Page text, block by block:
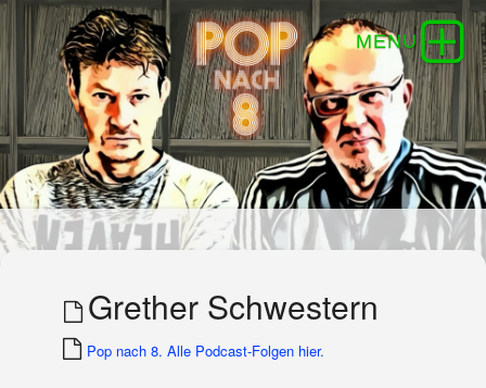
Grether Schwestern
Pop nach 8. Alle Podcast-Folgen hier.